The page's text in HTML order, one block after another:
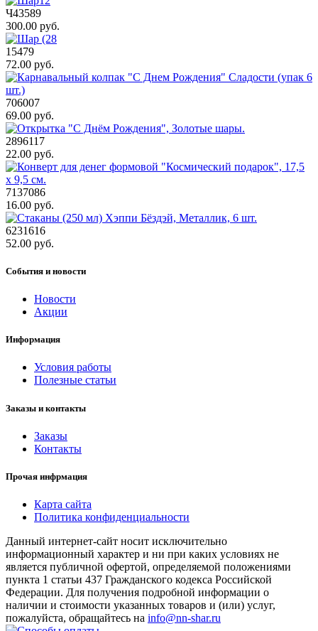
Ч43589
300.00 руб.
15479
72.00 руб.
706007
69.00 руб.
2896117
22.00 руб.
7137086
16.00 руб.
6231616
52.00 руб.
События и новости
Новости
Акции
Информация
Условия работы
Полезные статьи
Заказы и контакты
Заказы
Контакты
Прочая инфрмация
Карта сайта
Политика конфиденциальности
Данный интернет-сайт носит исключительно
информационный характер и ни при каких условиях не
является публичной офертой, определяемой положениями
пункта 1 статьи 437 Гражданского кодекса Российской
Федерации. Для получения подробной информации о
наличии и стоимости указанных товаров и (или) услуг,
пожалуйста, обращайтесь на info@nn-shar.ru